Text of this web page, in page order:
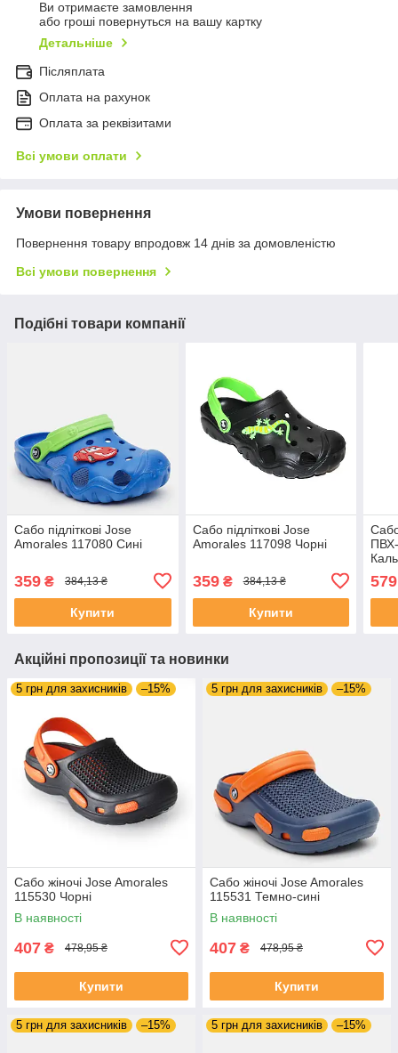
Ви отримаєте замовлення
або гроші повернуться на вашу картку
Детальніше
Післяплата
Оплата на рахунок
Оплата за реквізитами
Всі умови оплати
Умови повернення
Повернення товару впродовж 14 днів за домовленістю
Всі умови повернення
Подібні товари компанії
Сабо підліткові Jose
Amorales 117080 Сині
359 ₴ 384,13 ₴
Купити
Сабо підліткові Jose
Amorales 117098 Чорні
359₴ 384,13 ₴
Купити
Сабо
579
Акційні пропозиції та новинки
5 грн для захисників –15%
Сабо жіночі Jose Amorales
115530 Чорні
В наявності
407 ₴ 478,95 ₴
Купити
5 грн для захисників –15%
Сабо жіночі Jose Amorales
115531 Темно-сині
В наявності
407 ₴ 478,95 ₴
Купити
5 грн для захисників –15% 5 грн для захисників –15%